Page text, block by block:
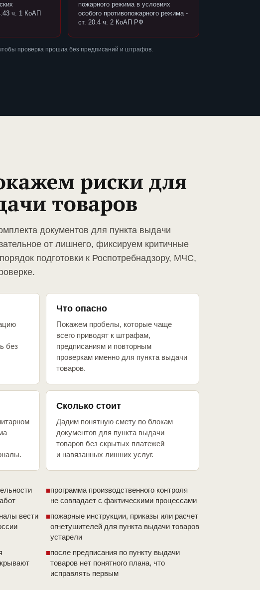
ч. 1 КоАП
пожарного режима в условиях
особого противопожарного режима -
ст. 20.4 ч. 2 КоАП РФ
проверка прошла без предписаний и штрафов.
риски для
товаров
документов для пункта выдачи
от лишнего, фиксируем критичные
подготовки к Роспотребнадзору, МЧС,
без
Что опасно
Покажем пробелы, которые чаще
всего приводят к штрафам,
предписаниям и повторным
проверкам именно для пункта выдачи
товаров.
Сколько стоит
Дадим понятную смету по блокам
документов для пункта выдачи
товаров без скрытых платежей
и навязанных лишних услуг.
программа производственного контроля
не совпадает с фактическими процессами
вести
пожарные инструкции, приказы или расчет
огнетушителей для пункта выдачи товаров
устарели
после предписания по пункту выдачи
товаров нет понятного плана, что
исправлять первым